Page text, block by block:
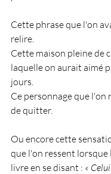
Cette phrase que l'on
relire.
Cette maison pleine de
laquelle on aurait aimé
jours.
Ce personnage que l'on
de quitter.
Ou encore cette
que l'on ressent lorsque
livre en se disant : «